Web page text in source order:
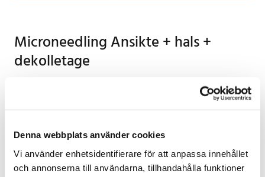
Denna webbplats använder cookies
Vi använder enhetsidentifierare för att anpassa innehållet
och annonserna till användarna, tillhandahålla funktioner
Microneedling Ansikte + hals +
dekolletage
och dekolletage. Kombineras med syralösning och
för att stimulera fibroblaster och förbättra hudens
täthet.
Köp paketpris på plats och spara pengar